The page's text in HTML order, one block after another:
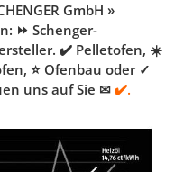
GmbH »
⏩ Schenger-
✔️ Pelletofen, ☀️
⭐ Ofenbau oder ✓
uns auf Sie ✉✔️.